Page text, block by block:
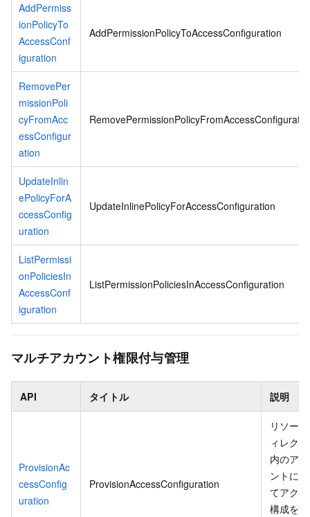
AddPermiss
ionPolicyTo
AccessConf
iguration
AddPermissionPolicyToAccessConfiguration
RemovePer
missionPoli
cyFromAcc
essConfigur
ation
UpdateInlin
ePolicyForA
ccessConfig
uration
UpdateInlinePolicyForAccessConfiguration
ListPermissi
onPoliciesIn
AccessConf
iguration
ListPermissionPoliciesInAccessConfiguration
マルチアカウント権限付与管理
API タイトル 説明
ProvisionAc
cessConfig
uration
ProvisionAccessConfiguration
リソー
ィレク
内のア
ントに
てアク
構成を